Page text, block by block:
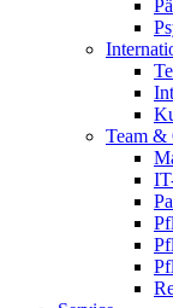
Team &